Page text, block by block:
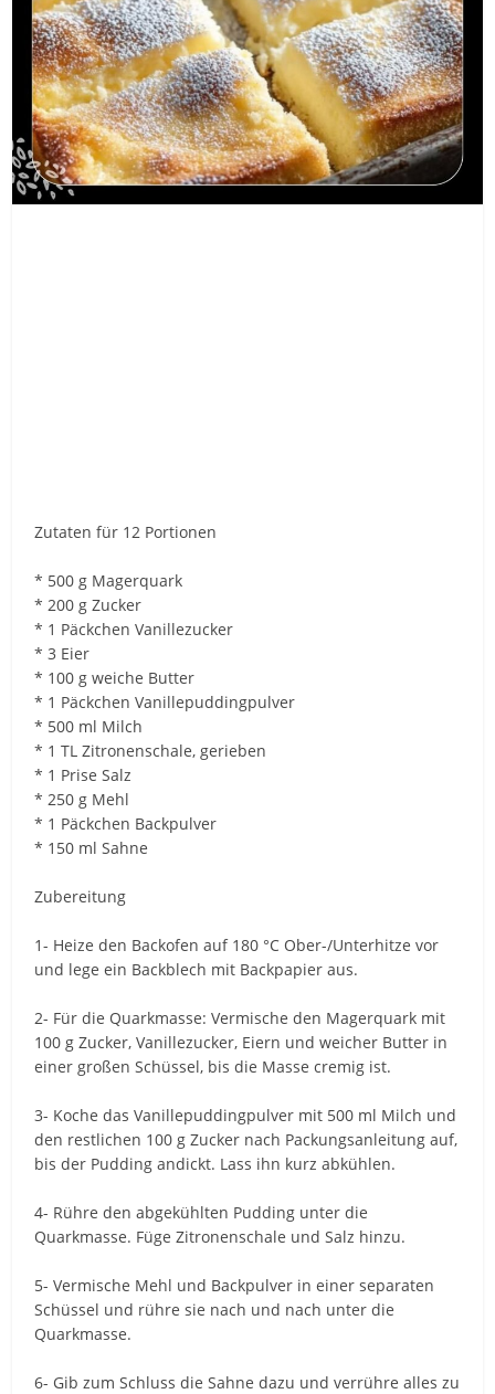
Zutaten für 12 Portionen
* 500 g Magerquark
* 200 g Zucker
* 1 Päckchen Vanillezucker
* 3 Eier
* 100 g weiche Butter
* 1 Päckchen Vanillepuddingpulver
* 500 ml Milch
* 1 TL Zitronenschale, gerieben
* 1 Prise Salz
* 250 g Mehl
* 1 Päckchen Backpulver
* 150 ml Sahne
Zubereitung
1- Heize den Backofen auf 180 °C Ober-/Unterhitze vor
und lege ein Backblech mit Backpapier aus.
2- Für die Quarkmasse: Vermische den Magerquark mit
100 g Zucker, Vanillezucker, Eiern und weicher Butter in
einer großen Schüssel, bis die Masse cremig ist.
3- Koche das Vanillepuddingpulver mit 500 ml Milch und
den restlichen 100 g Zucker nach Packungsanleitung auf,
bis der Pudding andickt. Lass ihn kurz abkühlen.
4- Rühre den abgekühlten Pudding unter die
Quarkmasse. Füge Zitronenschale und Salz hinzu.
5- Vermische Mehl und Backpulver in einer separaten
Schüssel und rühre sie nach und nach unter die
Quarkmasse.
6- Gib zum Schluss die Sahne dazu und verrühre alles zu